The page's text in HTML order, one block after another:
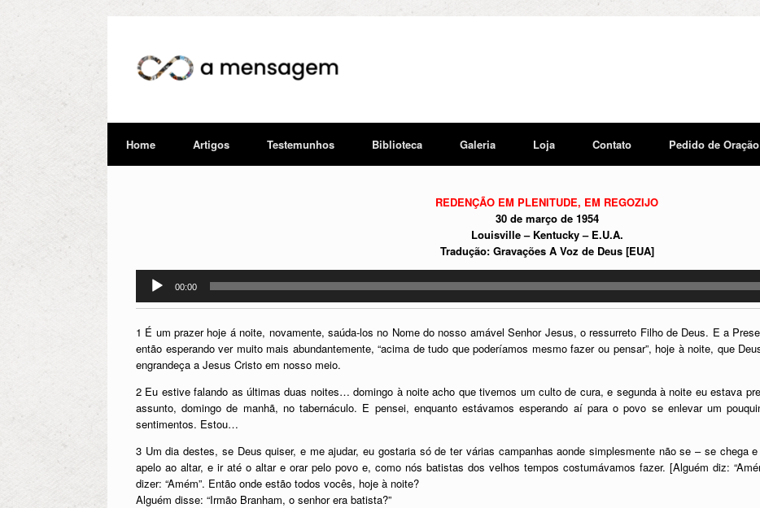
Home Artigos Testemunhos Biblioteca Galeria Loja Contato Pedido de Oração
REDENÇÃO EM PLENITUDE, EM REGOZIJO
30 de março de 1954
Louisville – Kentucky – E.U.A.
Tradução: Gravações A Voz de Deus [EUA]
Tocador
áudio
00:00
1 É um prazer hoje á noite, novamente, saúda-los no Nome do nosso amável Senhor Jesus, o ressurreto Filho de Deus. E a
então esperando ver muito mais abundantemente, “acima de tudo que poderíamos mesmo fazer ou pensar”, hoje à noite, que
engrandeça a Jesus Cristo em nosso meio.
2 Eu estive falando as últimas duas noites… domingo à noite acho que tivemos um culto de cura, e segunda à noite eu estava
assunto, domingo de manhã, no tabernáculo. E pensei, enquanto estávamos esperando aí para o povo se enlevar um
sentimentos. Estou…
3 Um dia destes, se Deus quiser, e me ajudar, eu gostaria só de ter várias campanhas aonde simplesmente não se – se chega
apelo ao altar, e ir até o altar e orar pelo povo e, como nós batistas dos velhos tempos costumávamos fazer. [Alguém diz:
dizer: “Amém”. Então onde estão todos vocês, hoje à noite?
Alguém disse: “Irmão Branham, o senhor era batista?”